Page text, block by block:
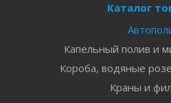
Каталог
Капельный полив и
Короба, водяные
Краны и